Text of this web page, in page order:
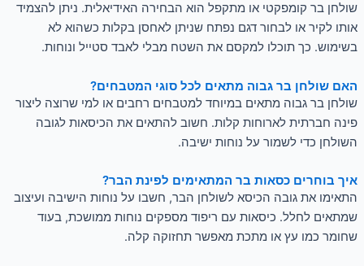
שולחן בר קומפקטי או מתקפל הוא הבחירה האידיאלית. ניתן להצמיד
אותו לקיר או לבחור דגם נפתח שניתן לאחסן בקלות כשהוא לא
בשימוש. כך תוכלו למקסם את השטח מבלי לאבד סטייל ונוחות.
האם שולחן בר גבוה מתאים לכל סוגי המטבחים?
שולחן בר גבוה מתאים במיוחד למטבחים רחבים או למי שרוצה ליצור
פינה חברתית לארוחות קלות. חשוב להתאים את הכיסאות לגובה
השולחן כדי לשמור על נוחות ישיבה.
איך בוחרים כסאות בר המתאימים לפינת הבר?
התאימו את גובה הכיסא לשולחן הבר, חשבו על נוחות הישיבה ועיצוב
שמתאים לחלל. כיסאות עם ריפוד מספקים נוחות ממושכת, בעוד
שחומר כמו עץ או מתכת מאפשר תחזוקה קלה.